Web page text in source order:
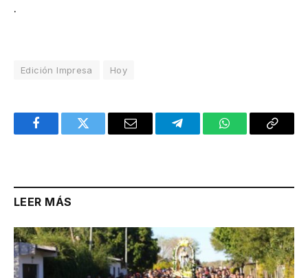
.
Edición Impresa Hoy
FacebookTwitter Email TelegramWhatsAppCopy
LEER MÁS